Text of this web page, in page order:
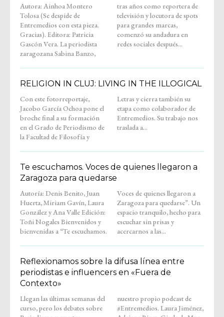
Autora: Ainhoa Montero
Tolosa (Se despide de
Entremedios con esta pieza.
Gracias). Editora: Patricia
Gascón Vera. La periodista
zaragozana Sabina Banzo,
tras años como reportera de
televisión y locutora de spots
para grandes marcas,
comenzó su andadura en
redes sociales después...
RELIGION IN CLUJ: LIVING IN THE ILLOGICAL
Con este fotorreportaje,
Jacobo García Ochoa pone el
broche final a su formación
en el Grado de Periodismo de
la Facultad de Filosofía y
Letras y cierra también su
etapa como colaborador de
Entremedios. Su trabajo nos
traslada a...
Te escuchamos. Voces de quienes llegaron a
Zaragoza para quedarse
Autoría: Denis Benito, Juan
Huerta, Miriam Gavín, Laura
González y Ana Valle Edición:
Toñi Nogales Bienvenidos y
bienvenidas a “Te escuchamos.
Voces de quienes llegaron a
Zaragoza para quedarse”. Un
espacio tranquilo, hecho para
escuchar sin prisas y
acercarnos a las...
Reflexionamos sobre la difusa línea entre
periodistas e influencers en «Fuera de
Contexto»
Llegan las últimas semanas del
curso, pero los debates sobre
nuestro propio podcast de
#Entremedios. Laura Jiménez,